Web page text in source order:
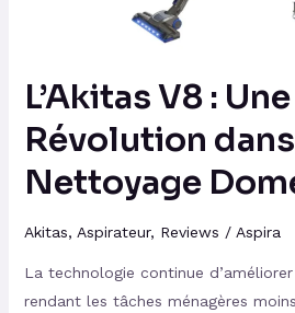
L’Akitas V8 : Une
Révolution
Nettoyage
Akitas, Aspirateur, Reviews / Aspira
La technologie continue
rendant les tâches ménagères